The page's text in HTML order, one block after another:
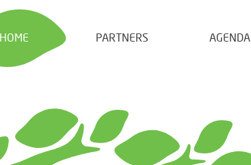
HOME PARTNERS AGENDA